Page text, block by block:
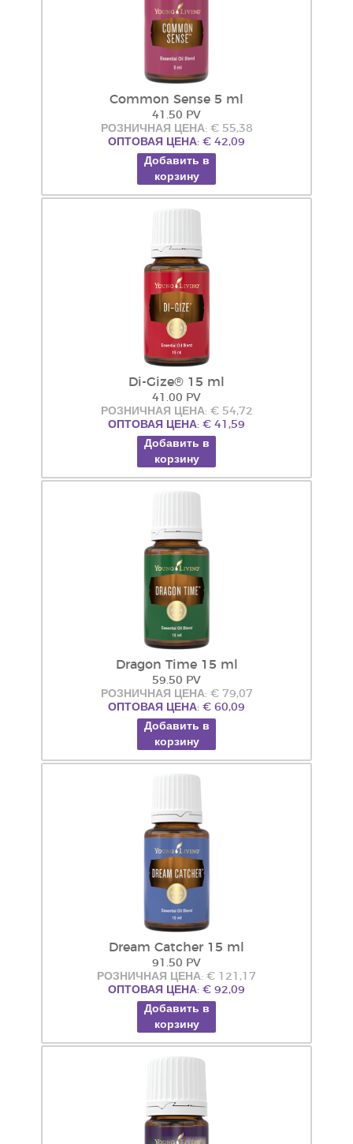
Common Sense 5 ml
41.50 PV
РОЗНИЧНАЯ ЦЕНА: € 55,38
ОПТОВАЯ ЦЕНА: € 42,09
Добавить в
корзину
Di-Gize® 15 ml
41.00 PV
РОЗНИЧНАЯ ЦЕНА: € 54,72
ОПТОВАЯ ЦЕНА: € 41,59
Добавить в
корзину
Dragon Time 15 ml
59.50 PV
РОЗНИЧНАЯ ЦЕНА: € 79,07
ОПТОВАЯ ЦЕНА: € 60,09
Добавить в
корзину
Dream Catcher 15 ml
91.50 PV
РОЗНИЧНАЯ ЦЕНА: € 121,17
ОПТОВАЯ ЦЕНА: € 92,09
Добавить в
корзину